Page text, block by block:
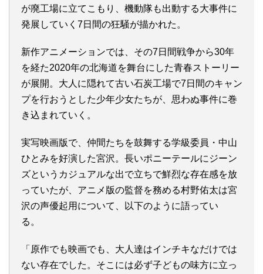
が廃工場に立てこもり、機動隊も出動する大事件に
発展していく7日間の狂騒が描かれた。
新作アニメーションでは、その7日間戦争から30年
を経た2020年の北海道を舞台にした青春ストーリー
が展開。大人に隠れて古い石炭工場で7日間のキャン
プを行おうとした少年少女たちが、思わぬ事件に巻
き込まれていく。
実写映画版で、仲間たちを鼓舞する学級委員・中山
ひとみを好演した宮沢。長いポニーテールにジーン
ズというカジュアルな出で立ちで鮮烈な存在感を放
っていたが、アニメ版の監督を務める村野佑太は宮
沢の声優起用について、以下のように語ってい
る。
「原作でも映画でも、大人達はインチキなだけでは
ない存在でした。そこには必ず子どもの味方に立っ